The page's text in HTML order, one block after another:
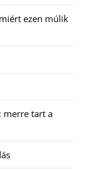
ezen múlik
merre tart a